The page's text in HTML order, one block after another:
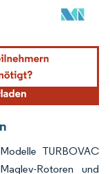
Namensnennung gemäß
TURBOVAC
Rotoren und